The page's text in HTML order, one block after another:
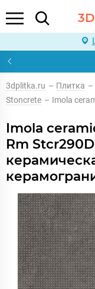
3D
3dplitka.ru – Плитка –
Stoncrete – Imola
Imola
Rm